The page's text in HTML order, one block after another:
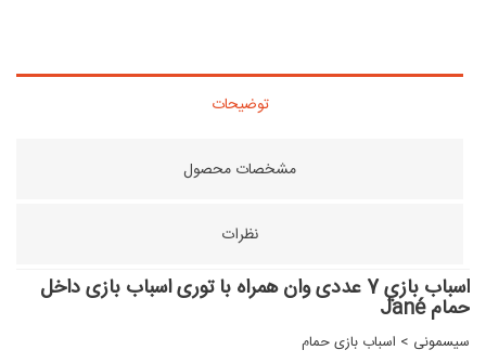
توضیحات
مشخصات محصول
نظرات
اسباب بازي 7 عددی وان همراه با توری اسباب بازی داخل
حمام Jané
سیسمونی > اسباب بازی حمام